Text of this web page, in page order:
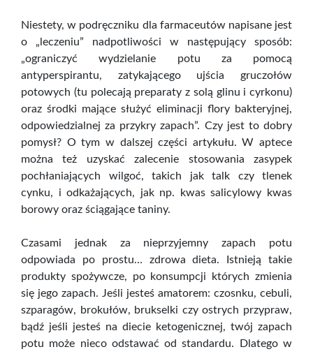
Niestety, w podręczniku dla farmaceutów napisane jest
o „leczeniu” nadpotliwości w następujący sposób:
„ograniczyć wydzielanie potu za pomocą
antyperspirantu, zatykającego ujścia gruczołów
potowych (tu polecają preparaty z solą glinu i cyrkonu)
oraz środki mające służyć eliminacji flory bakteryjnej,
odpowiedzialnej za przykry zapach”. Czy jest to dobry
pomysł? O tym w dalszej części artykułu. W aptece
można też uzyskać zalecenie stosowania zasypek
pochłaniających wilgoć, takich jak talk czy tlenek
cynku, i odkażających, jak np. kwas salicylowy kwas
borowy oraz ściągające taniny.
Czasami jednak za nieprzyjemny zapach potu
odpowiada po prostu… zdrowa dieta. Istnieją takie
produkty spożywcze, po konsumpcji których zmienia
się jego zapach. Jeśli jesteś amatorem: czosnku, cebuli,
szparagów, brokułów, brukselki czy ostrych przypraw,
bądź jeśli jesteś na diecie ketogenicznej, twój zapach
potu może nieco odstawać od standardu. Dlatego w